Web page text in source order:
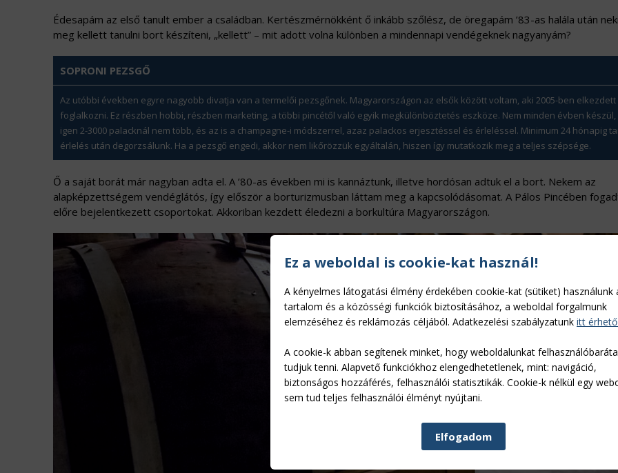
Édesapám az első tanult ember a családban. Kertészmérnökként ő inkább szőlész, de öregapám ’83-as halála után
meg kellett tanulni bort készíteni, „kellett” – mit adott volna különben a mindennapi vendégeknek nagyanyám?
SOPRONI PEZSGŐ
Az utóbbi években egyre nagyobb divatja van a termelői pezsgőnek. Magyarországon az elsők között voltam, aki 2005-ben elkezdett
foglalkozni. Ez részben hobbi, részben marketing, a többi pincétől való egyik megkülönböztetés eszköze. Nem minden évben készül,
igen 2-3000 palacknál nem több, és az is a champagne-i módszerrel, azaz palackos erjesztéssel és érleléssel. Minimum 24 hónapig
érlelés után degorzsálunk. Ha a pezsgő engedi, akkor nem likőrözzük egyáltalán, hiszen így mutatkozik meg a teljes szépsége.
Ő a saját borát már nagyban adta el. A ’80-as években mi is kannáztunk, illetve hordósan adtuk el a bort. Nekem az
alapképzettségem vendéglátós, így először a borturizmusban láttam meg a kapcsolódásomat. A Pálos Pincében
előre bejelentkezett csoportokat. Akkoriban kezdett éledezni a borkultúra Magyarországon.
Ez a weboldal is cookie-kat használ!
A kényelmes látogatási élmény érdekében cookie-kat (sütiket) használunk
tartalom és a közösségi funkciók biztosításához, a weboldal forgalmunk
elemzéséhez és reklámozás céljából. Adatkezelési szabályzatunk itt
A cookie-k abban segítenek minket, hogy weboldalunkat
tudjuk tenni. Alapvető funkciókhoz elengedhetetlenek, mint: navigáció,
biztonságos hozzáférés, felhasználói statisztikák. Cookie-k nélkül egy
sem tud teljes felhasználói élményt nyújtani.
Elfogadom